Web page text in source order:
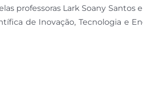
professoras Lark Soany Santos
de Inovação, Tecnologia e